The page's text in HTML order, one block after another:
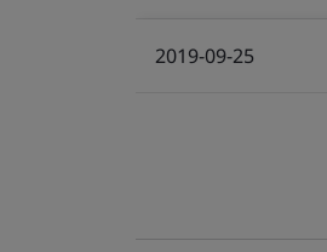
2019-09-25